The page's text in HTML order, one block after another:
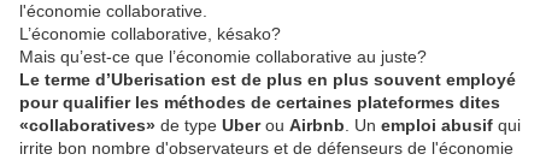
l'économie collaborative.
L’économie collaborative, késako?
Mais qu’est-ce que l’économie collaborative au juste?
Le terme d’Uberisation est de plus en plus souvent employé
pour qualifier les méthodes de certaines plateformes dites
«collaboratives» de type Uberou Airbnb . Un emploi abusif qui
irrite bon nombre d'observateurs et de défenseurs de l'économie